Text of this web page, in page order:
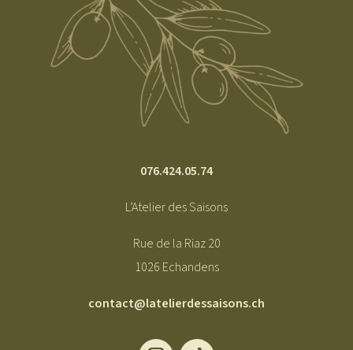
076.424.05.74
L’Atelier des Saisons
Rue de la Riaz 20
1026 Echandens
contact@latelierdessaisons.ch